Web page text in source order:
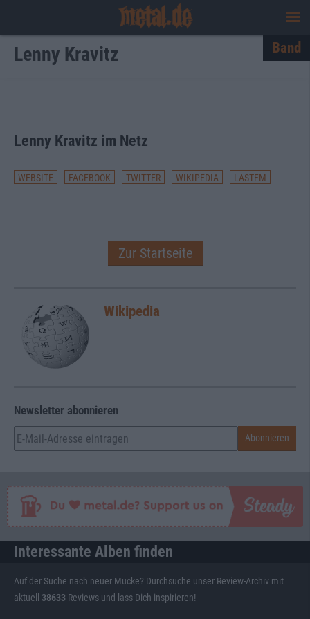
Lenny Kravitz Band
Lenny Kravitz im Netz
WEBSITE FACEBOOK TWITTER WIKIPEDIA LASTFM
Zur Startseite
Wikipedia
Newsletter abonnieren
Interessante Alben finden
Auf der Suche nach neuer Mucke? Durchsuche unser Review-Archiv mit
aktuell 38633 Reviews und lass Dich inspirieren!